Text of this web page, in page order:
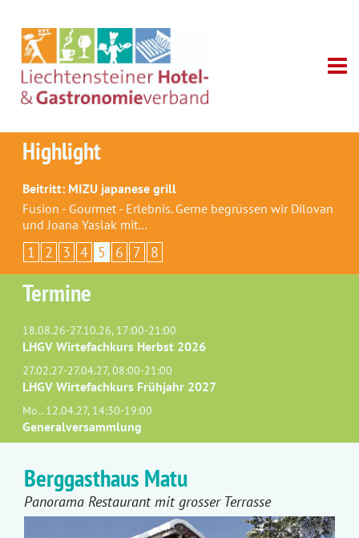
Highlight
Beitritt: MIZU japanese grill
Fusion - Gourmet - Erlebnis. Gerne begrüssen wir Dilovan
und Joana Yaslak mit…
1 2 3 4 5 6 7 8
Termine
18.08.26-27.10.26, 17:00-21:00
LHGV Wirtefachkurs Herbst 2026
27.02.27-27.04.27, 08:00-21:00
LHGV Wirtefachkurs Frühjahr 2027
Mo.. 12.04.27, 14:30-19:00
Generalversammlung
Berggasthaus Matu
Panorama Restaurant mit grosser Terrasse